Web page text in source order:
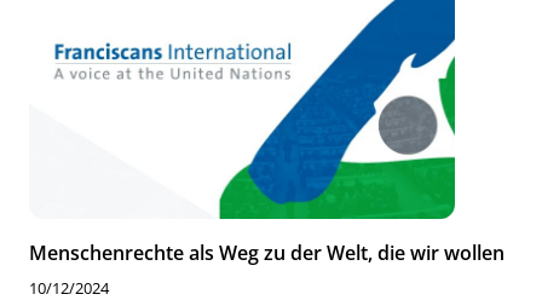
Menschenrechte als Weg zu der Welt, die wir wollen
10/12/2024